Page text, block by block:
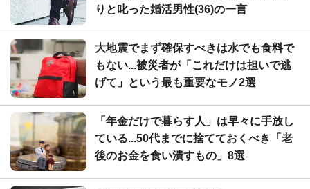
りと叱った婚活男性(36)の一言
大地震でまず確保すべきは水でも食料で
もない...被災者が「これだけは担いで逃
げて」という最も重要なモノ2選
「年金だけで暮らす人」は早々に手放し
ている...50代までに捨てておくべき「老
後のお金を食い潰すもの」8選